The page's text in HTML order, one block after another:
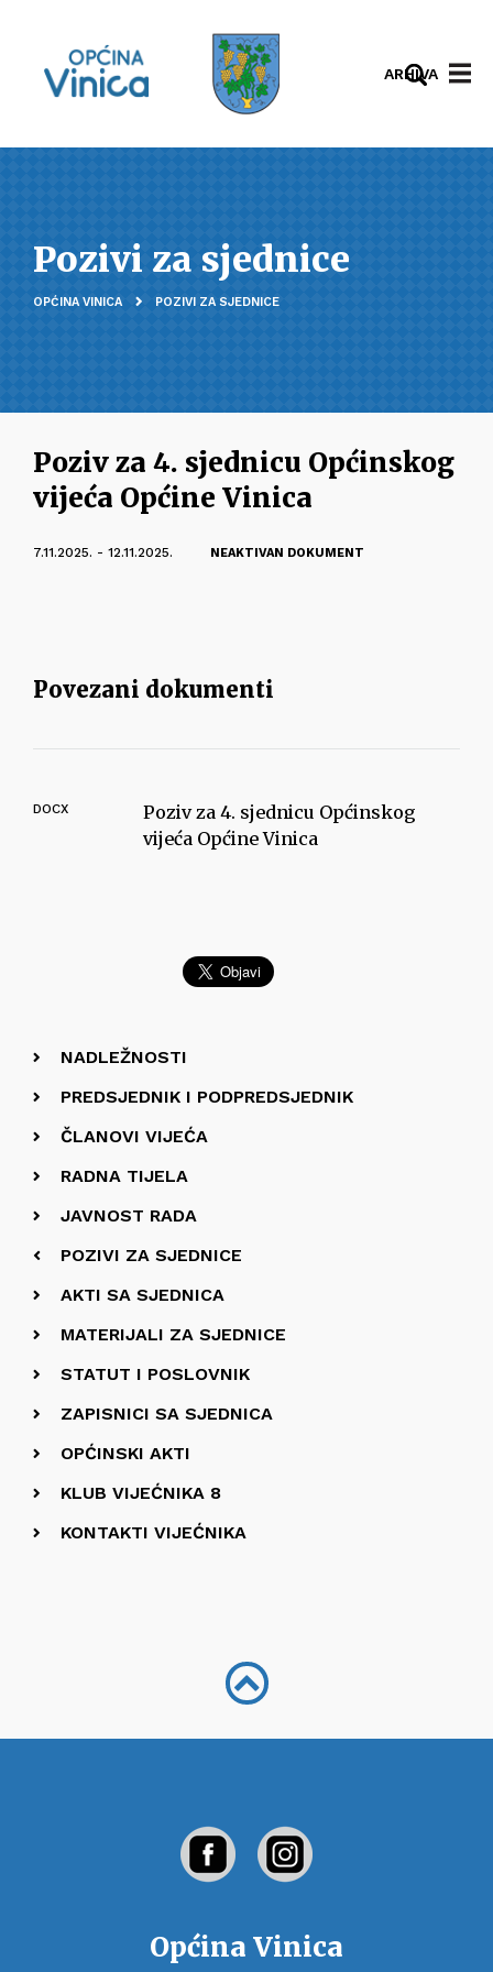
ARHIVA
Pozivi za sjednice
OPĆINA VINICA POZIVI ZA SJEDNICE
Poziv za 4. sjednicu Općinskog
vijeća Općine Vinica
7.11.2025. - 12.11.2025. NEAKTIVAN DOKUMENT
Povezani dokumenti
DOCX
Poziv za 4. sjednicu Općinskog
vijeća Općine Vinica
NADLEŽNOSTI
PREDSJEDNIK I PODPREDSJEDNIK
ČLANOVI VIJEĆA
RADNA TIJELA
JAVNOST RADA
POZIVI ZA SJEDNICE
AKTI SA SJEDNICA
MATERIJALI ZA SJEDNICE
STATUT I POSLOVNIK
ZAPISNICI SA SJEDNICA
OPĆINSKI AKTI
KLUB VIJEĆNIKA 8
KONTAKTI VIJEĆNIKA
Općina Vinica